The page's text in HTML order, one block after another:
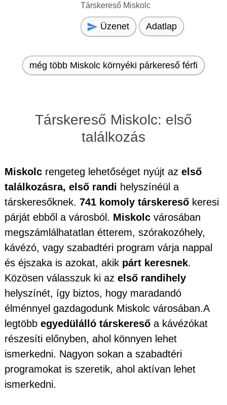
Társkereső Miskolc
Üzenet Adatlap
még több Miskolc környéki párkereső férfi
Társkereső Miskolc: első
találkozás
Miskolc rengeteg lehetőséget nyújt az első
találkozásra, első randi helyszínéül a
társkeresőknek. 741 komoly társkereső keresi
párját ebből a városból. Miskolc városában
megszámlálhatatlan étterem, szórakozóhely,
kávézó, vagy szabadtéri program várja nappal
és éjszaka is azokat, akik párt keresnek.
Közösen válasszuk ki az első randihely
helyszínét, így biztos, hogy maradandó
élménnyel gazdagodunk Miskolc városában.A
legtöbb egyedülálló társkereső a kávézókat
részesíti előnyben, ahol könnyen lehet
ismerkedni. Nagyon sokan a szabadtéri
programokat is szeretik, ahol aktívan lehet
ismerkedni.